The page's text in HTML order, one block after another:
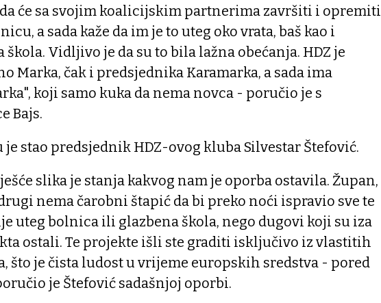
da će sa svojim koalicijskim partnerima završiti i opremiti
a sada kaže da im je to uteg oko vrata, baš kao i
škola. Vidljivo je da su to bila lažna obećanja. HDZ je
Marka, čak i predsjednika Karamarka, a sada ima
koji samo kuka da nema novca - poručio je s
Bajs.
je stao predsjednik HDZ-ovog kluba Silvestar Štefović.
slika je stanja kakvog nam je oporba ostavila. Župan,
nema čarobni štapić da bi preko noći ispravio sve te
uteg bolnica ili glazbena škola, nego dugovi koji su iza
ostali. Te projekte išli ste graditi isključivo iz vlastitih
što je čista ludost u vrijeme europskih sredstva - pored
je Štefović sadašnjoj oporbi.